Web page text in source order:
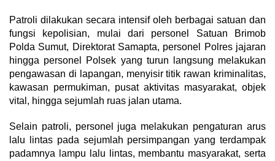
Patroli dilakukan secara intensif oleh berbagai satuan dan
fungsi kepolisian, mulai dari personel Satuan Brimob
Polda Sumut, Direktorat Samapta, personel Polres jajaran
hingga personel Polsek yang turun langsung melakukan
pengawasan di lapangan, menyisir titik rawan kriminalitas,
kawasan permukiman, pusat aktivitas masyarakat, objek
vital, hingga sejumlah ruas jalan utama.
Selain patroli, personel juga melakukan pengaturan arus
lalu lintas pada sejumlah persimpangan yang terdampak
padamnya lampu lalu lintas, membantu masyarakat, serta